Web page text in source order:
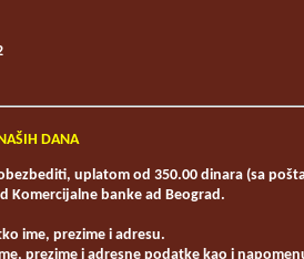
DANA
uplatom od 350.00 dinara (sa
Komercijalne banke ad Beograd.
ime, prezime i adresu.
prezime i adresne podatke kao i